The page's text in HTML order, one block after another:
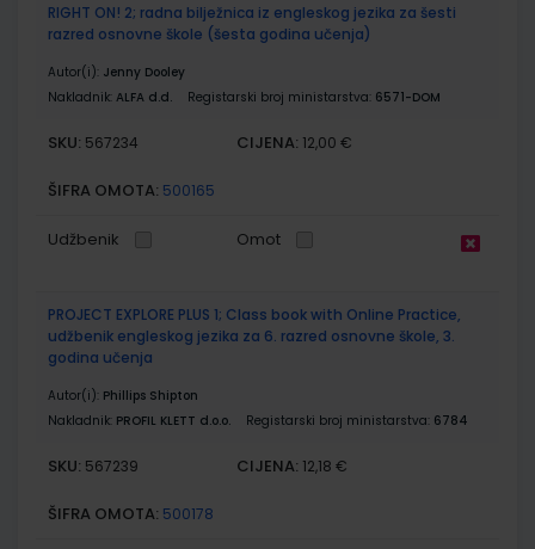
RIGHT ON! 2; radna bilježnica iz engleskog jezika za šesti
razred osnovne škole (šesta godina učenja)
Autor(i): Jenny Dooley
Nakladnik: ALFA d.d. Registarski broj ministarstva: 6571-DOM
SKU: 567234 CIJENA: 12,00 €
ŠIFRA OMOTA: 500165
Udžbenik Omot
PROJECT EXPLORE PLUS 1; Class book with Online Practice,
udžbenik engleskog jezika za 6. razred osnovne škole, 3.
godina učenja
Autor(i): Phillips Shipton
Nakladnik: PROFIL KLETT d.o.o. Registarski broj ministarstva: 6784
SKU: 567239 CIJENA: 12,18 €
ŠIFRA OMOTA: 500178